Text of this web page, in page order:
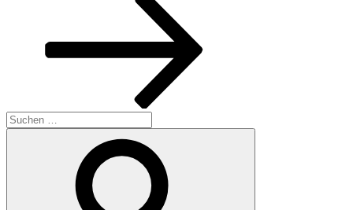
Suchen
nach: